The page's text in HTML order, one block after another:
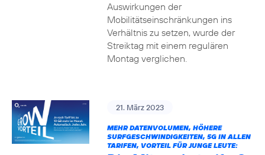
Auswirkungen der
Mobilitätseinschränkungen ins
Verhältnis zu setzen, wurde der
Streiktag mit einem regulären
Montag verglichen.
21. März 2023
MEHR DATENVOLUMEN, HÖHERE
SURFGESCHWINDIGKEITEN, 5G IN ALLEN
TARIFEN, VORTEIL FÜR JUNGE LEUTE: